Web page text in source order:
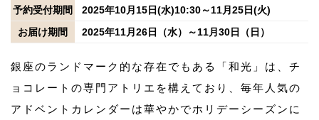
予約受付期間
2025年10月15日(水)10:30～11月25日(火)
お届け期間
2025年11月26日（水）～11月30日（日）
銀座のランドマーク的な存在でもある「和光」は、チ
ョコレートの専門アトリエを構えており、毎年人気の
アドベントカレンダーは華やかでホリデーシーズンに